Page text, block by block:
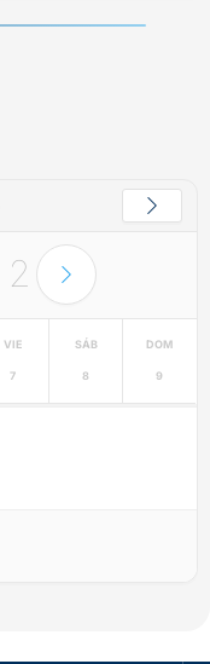
2
VIE
7
SÁB
8
DOM
9